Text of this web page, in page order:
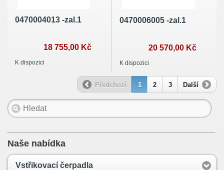
0470004013 -zal.1
18 755,00 Kč
K dispozici
0470006005 -zal.1
20 570,00 Kč
K dispozici
Předchozí 1 2 3 Další
Naše nabídka
Vstřikovací čerpadla